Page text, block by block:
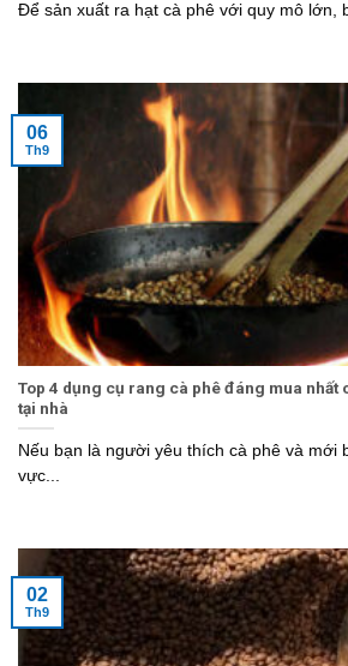
Để sản xuất ra hạt cà phê với quy mô lớn,
Top 4 dụng cụ rang cà phê đáng mua nhất
tại nhà
Nếu bạn là người yêu thích cà phê và mới
vực...
06
Th9
02
Th9